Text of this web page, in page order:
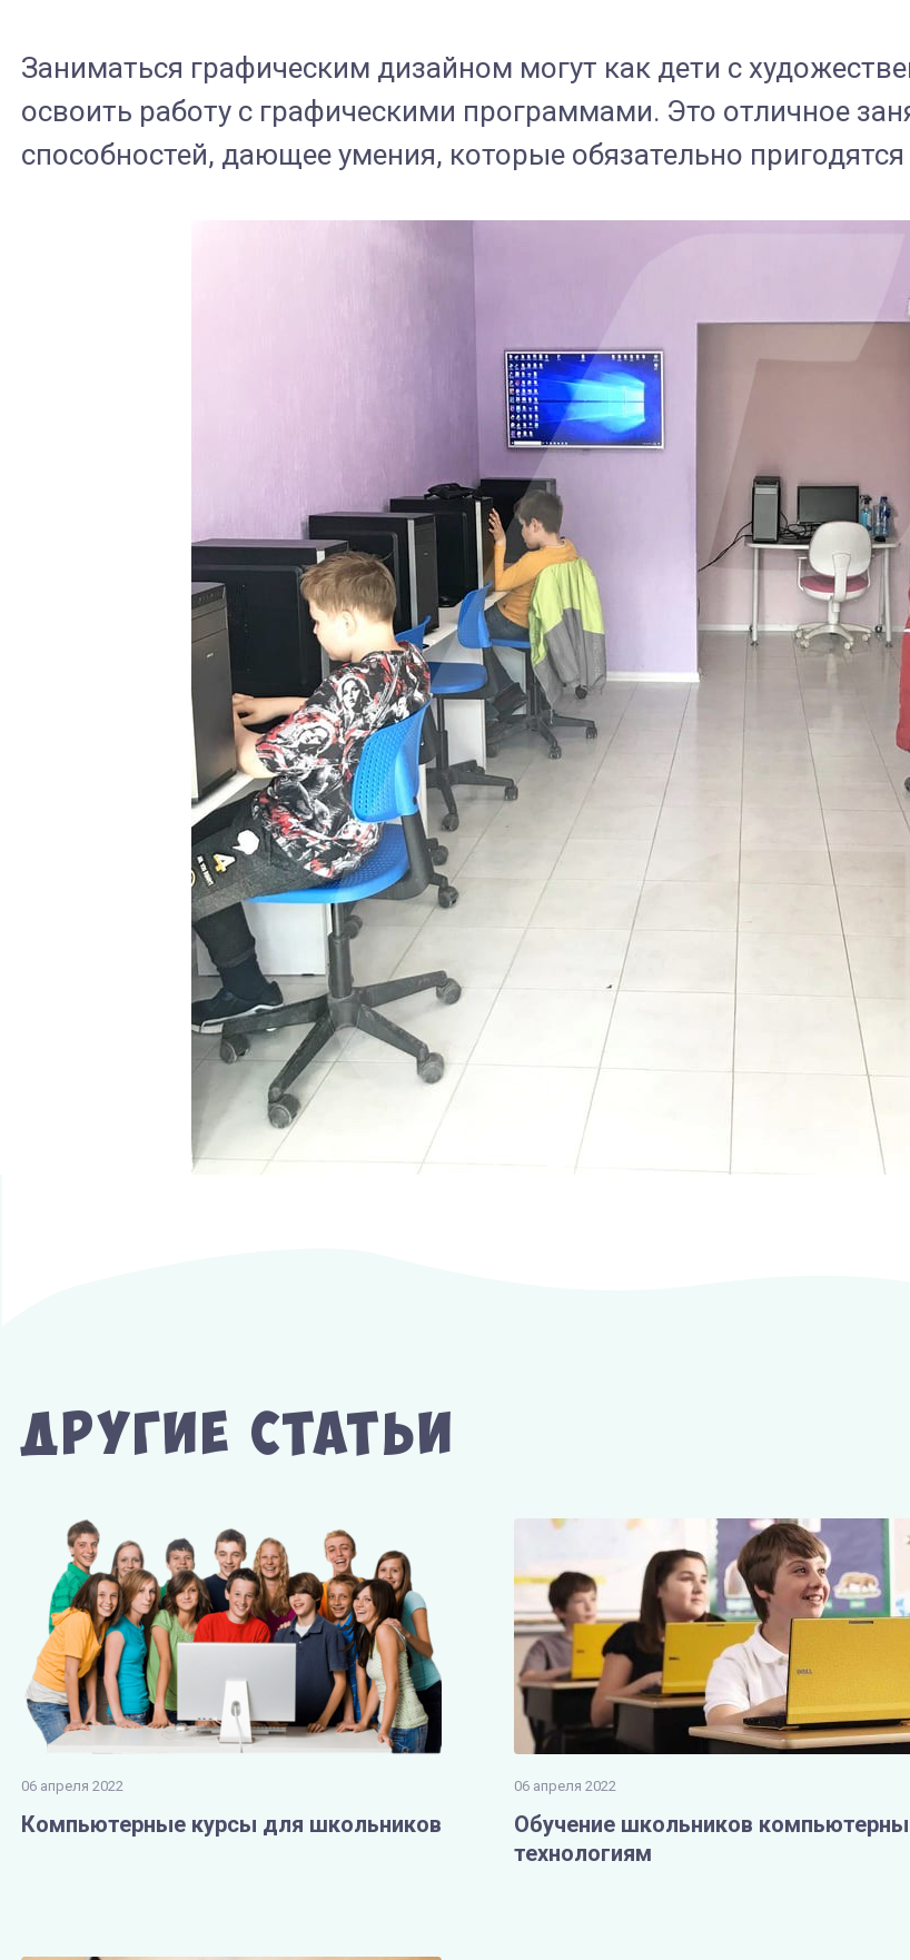
Заниматься графическим дизайном могут как дети с
освоить работу с графическими программами. Это отличное
способностей, дающее умения, которые обязательно
Другие Статьи
06 апреля 2022
Компьютерные курсы для школьников
06 апреля 2022
Обучение школьников
технологиям